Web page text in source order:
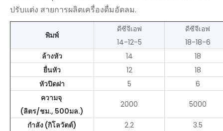
ปรับแต่ง สายการผลิตเครื่องดื่มอัดลม.
พิมพ์
ดีซีจีเอฟ
14-12-5
ดีซีจีเอฟ
18-18-6
ล้างหัว
14
18
ยื่นหัว
12
18
หัวปิดฝา
5
6
ความจุ
(ลิตร/ชม., 500มล.)
2000 5000
กำลัง (กิโลวัตต์) 2.2
3.5